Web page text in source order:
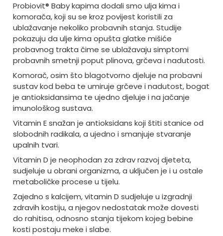
Probiovit® Baby kapima dodali smo ulja kima i
komorača, koji su se kroz povijest koristili za
ublažavanje nekoliko probavnih stanja. Studije
pokazuju da ulje kima opušta glatke mišiće
probavnog trakta čime se ublažavaju simptomi
probavnih smetnji poput plinova, grčeva i nadutosti.
Komorač, osim što blagotvorno djeluje na probavni
sustav kod beba te umiruje grčeve i nadutost, bogat
je antioksidansima te ujedno djeluje i na jačanje
imunološkog sustava.
Vitamin E snažan je antioksidans koji štiti stanice od
slobodnih radikala, a ujedno i smanjuje stvaranje
upalnih tvari.
Vitamin D je neophodan za zdrav razvoj djeteta,
sudjeluje u obrani organizma, a uključen je i u ostale
metaboličke procese u tijelu.
Zajedno s kalcijem, vitamin D sudjeluje u izgradnji
zdravih kostiju, a njegov nedostatak može dovesti
do rahitisa, odnosno stanja tijekom kojeg bebine
kosti postaju meke i slabe.